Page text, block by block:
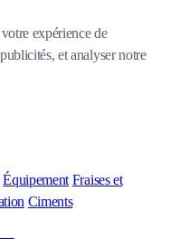
expérience de
et analyser notre
Équipement Fraises et
Ciments